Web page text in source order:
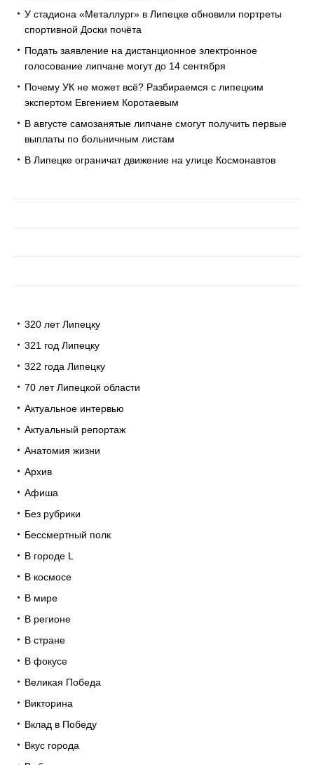
У стадиона «Металлург» в Липецке обновили портреты
спортивной Доски почёта
Подать заявление на дистанционное электронное
голосование липчане могут до 14 сентября
Почему УК не может всё? Разбираемся с липецким
экспертом Евгением Коротаевым
В августе самозанятые липчане смогут получить первые
выплаты по больничным листам
В Липецке ограничат движение на улице Космонавтов
320 лет Липецку
321 год Липецку
322 года Липецку
70 лет Липецкой области
Актуальное интервью
Актуальный репортаж
Анатомия жизни
Архив
Афиша
Без рубрики
Бессмертный полк
В городе L
В космосе
В мире
В регионе
В стране
В фокусе
Великая Победа
Викторина
Вклад в Победу
Вкус города